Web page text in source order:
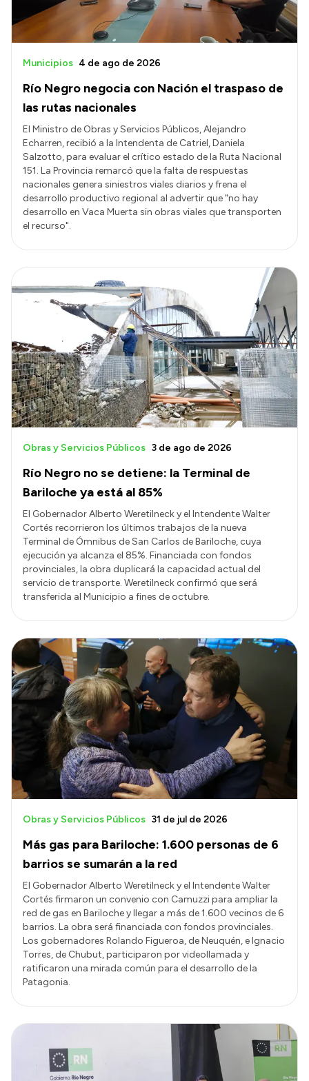
Río Negro negocia con Nación el traspaso de
las rutas nacionales
Municipios 4 de ago de 2026
El Ministro de Obras y Servicios Públicos, Alejandro
Echarren, recibió a la Intendenta de Catriel, Daniela
Salzotto, para evaluar el crítico estado de la Ruta Nacional
151. La Provincia remarcó que la falta de respuestas
nacionales genera siniestros viales diarios y frena el
desarrollo productivo regional al advertir que "no hay
desarrollo en Vaca Muerta sin obras viales que transporten
el recurso".
Río Negro no se detiene: la Terminal de
Bariloche ya está al 85%
Obras y Servicios Públicos 3 de ago de 2026
El Gobernador Alberto Weretilneck y el Intendente Walter
Cortés recorrieron los últimos trabajos de la nueva
Terminal de Ómnibus de San Carlos de Bariloche, cuya
ejecución ya alcanza el 85%. Financiada con fondos
provinciales, la obra duplicará la capacidad actual del
servicio de transporte. Weretilneck confirmó que será
transferida al Municipio a fines de octubre.
Más gas para Bariloche: 1.600 personas de 6
barrios se sumarán a la red
Obras y Servicios Públicos 31 de jul de 2026
El Gobernador Alberto Weretilneck y el Intendente Walter
Cortés firmaron un convenio con Camuzzi para ampliar la
red de gas en Bariloche y llegar a más de 1.600 vecinos de 6
barrios. La obra será financiada con fondos provinciales.
Los gobernadores Rolando Figueroa, de Neuquén, e Ignacio
Torres, de Chubut, participaron por videollamada y
ratificaron una mirada común para el desarrollo de la
Patagonia.